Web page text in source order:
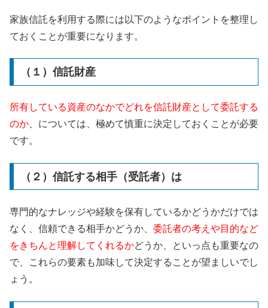
家族信託を利用する際には以下のようなポイントを整理し
ておくことが重要になります。
（１）信託財産
所有している資産のなかでどれを信託財産として委託する
のか、については、極めて慎重に決定しておくことが必要
です。
（２）信託する相手（受託者）は
専門的なナレッジや経験を保有しているかどうかだけでは
なく、信頼できる相手かどうか、 委託者の考えや目的など
をきちんと理解してくれるかどうか、といっ点も重要なの
で、これらの要素も加味して決定することが望ましいでし
ょう。